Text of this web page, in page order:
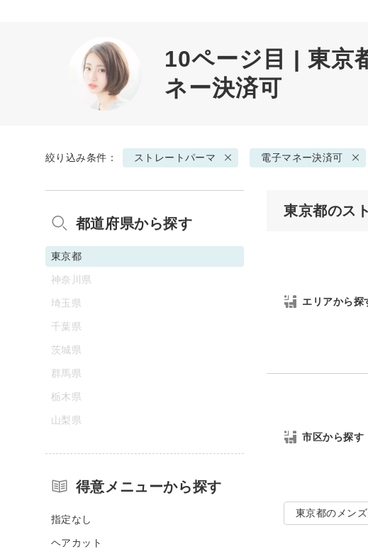
10ページ目 | 東京
ネー決済可
絞り込み条件： ストレートパーマ 電子マネー決済可
東京都のス
エリアから探
市区から探す
東京都のメン
都道府県から探す
東京都
神奈川県
埼玉県
千葉県
茨城県
群馬県
栃木県
山梨県
得意メニューから探す
指定なし
ヘアカット